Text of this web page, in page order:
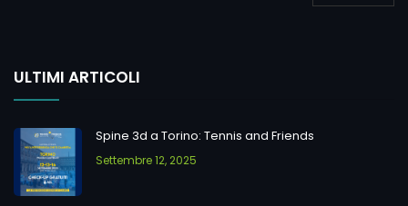
ULTIMI ARTICOLI
Spine 3d a Torino: Tennis and Friends
Settembre 12, 2025